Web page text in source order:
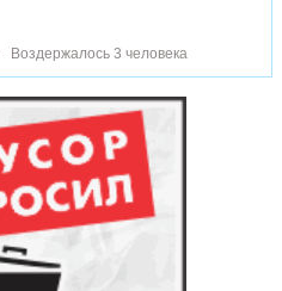
Воздержалось 3 человека